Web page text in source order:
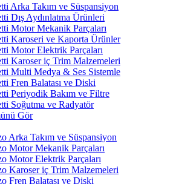
Arka Takım ve Süspansiyon
Dış Aydınlatma Ürünleri
Motor Mekanik Parçaları
Karoseri ve Kaporta Ürünler
Motor Elektrik Parçaları
Karoser iç Trim Malzemeleri
Multi Medya & Ses Sistemle
Fren Balatası ve Diski
Periyodik Bakım ve Filtre
Soğutma ve Radyatör
Gör
Arka Takım ve Süspansiyon
Motor Mekanik Parçaları
Motor Elektrik Parçaları
Karoser iç Trim Malzemeleri
Fren Balatası ve Diski